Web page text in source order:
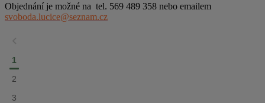
Objednání je možné na tel. 569 489 358 nebo emailem
svoboda.lucice@seznam.cz
1
2
3